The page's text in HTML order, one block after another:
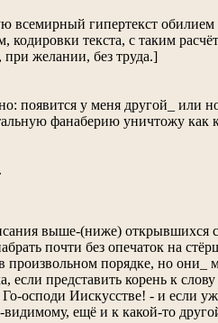
всемирный гипертекст обилием
кодировки текста, с таким
при желании, без труда.]
появится у меня другой_ или
фанаберию уничтожу как
выше-(ниже) открывшихся
почти без опечаток на
произвольном порядке, но
если представить корень к
осподи Иискусстве! - и если
видимому, ещё и к какой-то